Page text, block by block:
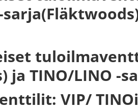
ja TINO/LINO -
VIP/